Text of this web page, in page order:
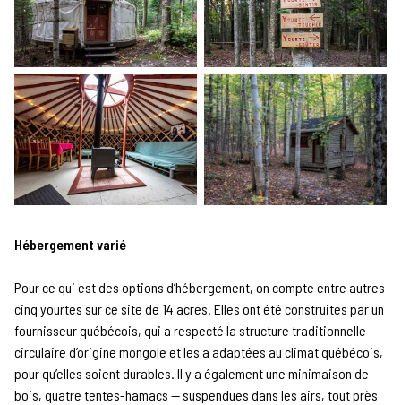
Hébergement varié
Pour ce qui est des options d’hébergement, on compte entre autres
cinq yourtes sur ce site de 14 acres. Elles ont été construites par un
fournisseur québécois, qui a respecté la structure traditionnelle
circulaire d’origine mongole et les a adaptées au climat québécois,
pour qu’elles soient durables. Il y a également une minimaison de
bois, quatre tentes-hamacs — suspendues dans les airs, tout près